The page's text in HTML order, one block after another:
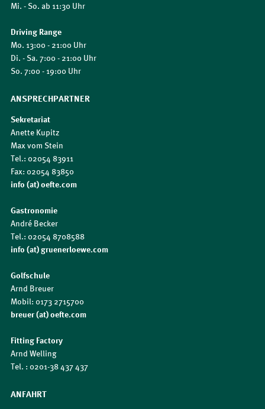
Mi. - So. ab 11:30 Uhr
Driving Range
Mo. 13:00 - 21:00 Uhr
Di. - Sa. 7:00 - 21:00 Uhr
So. 7:00 - 19:00 Uhr
ANSPRECHPARTNER
Sekretariat
Anette Kupitz
Max vom Stein
Tel.: 02054 83911
Fax: 02054 83850
info (at) oefte.com
Gastronomie
André Becker
Tel.: 02054 8708588
info (at) gruenerloewe.com
Golfschule
Arnd Breuer
Mobil: 0173 2715700
breuer (at) oefte.com
Fitting Factory
Arnd Welling
Tel. : 0201-38 437 437
ANFAHRT